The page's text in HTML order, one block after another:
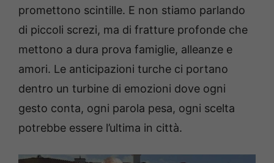
promettono scintille. E non stiamo parlando
di piccoli screzi, ma di fratture profonde che
mettono a dura prova famiglie, alleanze e
amori. Le anticipazioni turche ci portano
dentro un turbine di emozioni dove ogni
gesto conta, ogni parola pesa, ogni scelta
potrebbe essere l’ultima in città.